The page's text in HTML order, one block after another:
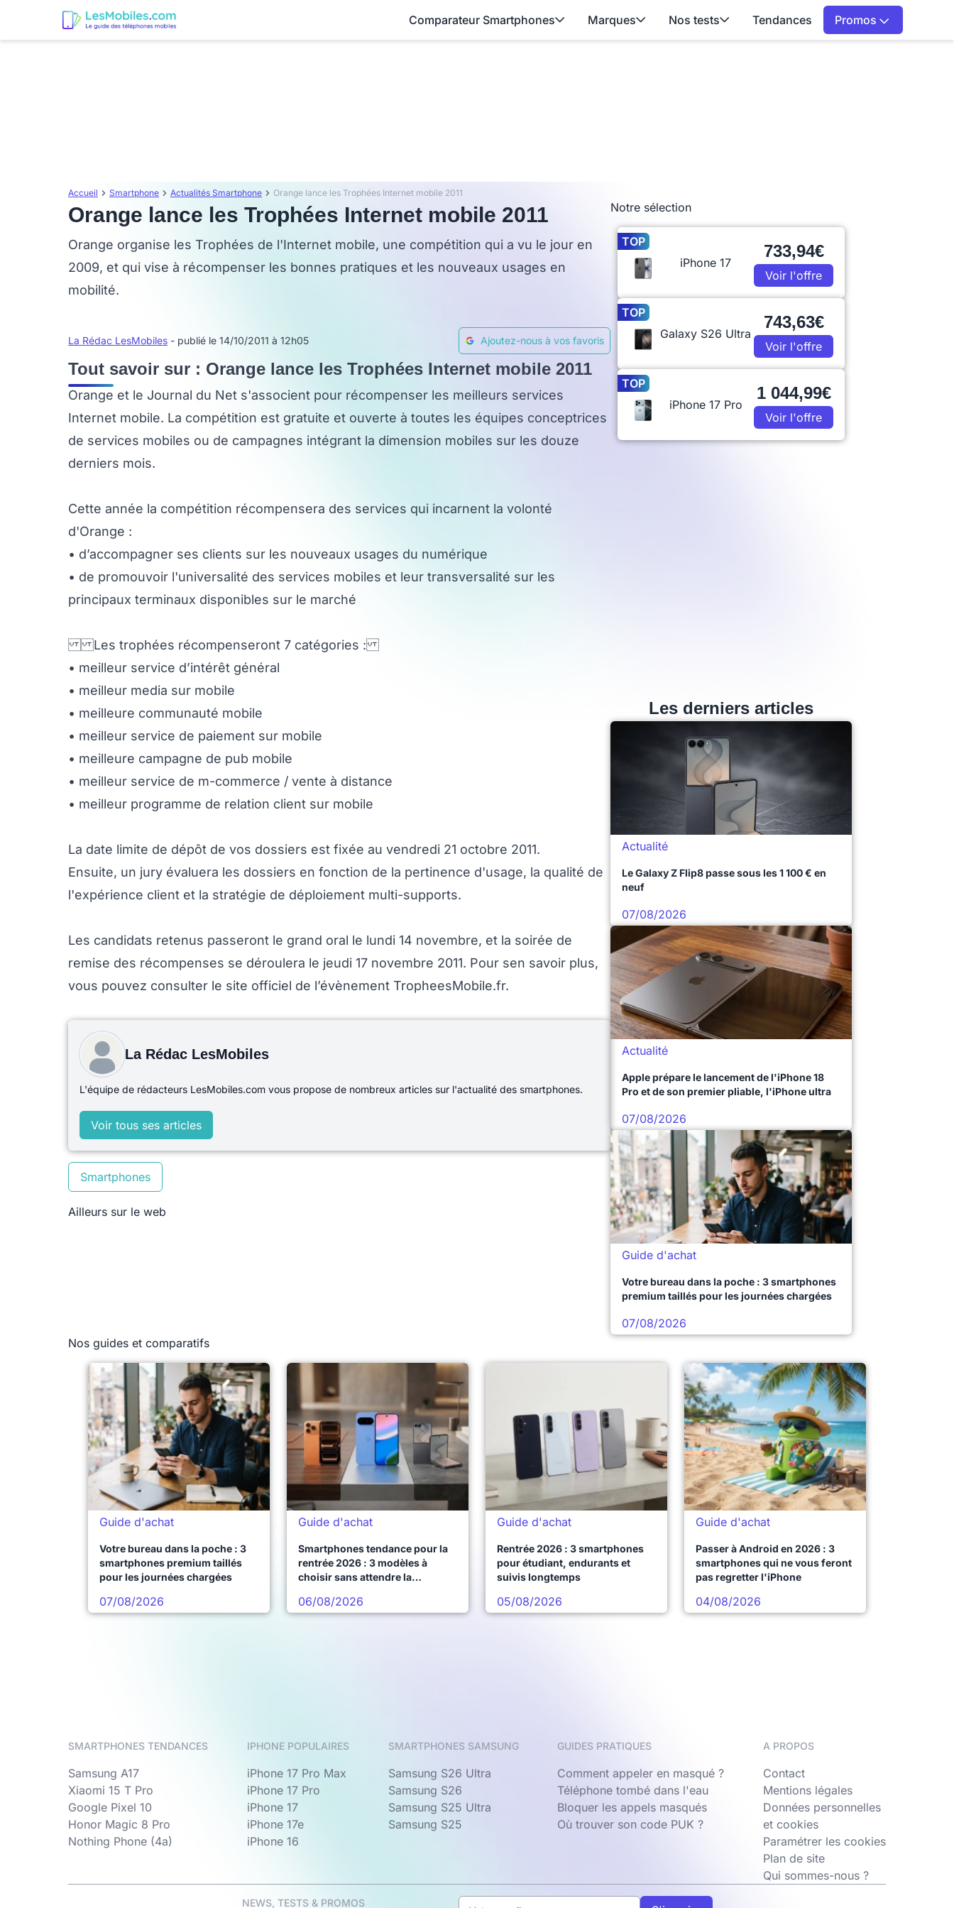
Comparateur Smartphones Marques Nos tests Tendances Promos
Accueil Smartphone Actualités Smartphone Orange lance les Trophées Internet mobile 2011
Orange lance les Trophées Internet mobile 2011
Orange organise les Trophées de l'Internet mobile, une compétition qui a vu le jour en
2009, et qui vise à récompenser les bonnes pratiques et les nouveaux usages en
mobilité.
La Rédac LesMobiles - publié le 14/10/2011 à 12h05 Ajoutez-nous à vos favoris
Tout savoir sur : Orange lance les Trophées Internet mobile 2011
Orange et le Journal du Net s'associent pour récompenser les meilleurs services
Internet mobile. La compétition est gratuite et ouverte à toutes les équipes conceptrices
de services mobiles ou de campagnes intégrant la dimension mobiles sur les douze
derniers mois.
Cette année la compétition récompensera des services qui incarnent la volonté
d'Orange :
• d’accompagner ses clients sur les nouveaux usages du numérique
• de promouvoir l'universalité des services mobiles et leur transversalité sur les
principaux terminaux disponibles sur le marché
Les trophées récompenseront 7 catégories :
• meilleur service d’intérêt général
• meilleur media sur mobile
• meilleure communauté mobile
• meilleur service de paiement sur mobile
• meilleure campagne de pub mobile
• meilleur service de m-commerce / vente à distance
• meilleur programme de relation client sur mobile
La date limite de dépôt de vos dossiers est fixée au vendredi 21 octobre 2011.
Ensuite, un jury évaluera les dossiers en fonction de la pertinence d'usage, la qualité de
l'expérience client et la stratégie de déploiement multi-supports.
Les candidats retenus passeront le grand oral le lundi 14 novembre, et la soirée de
remise des récompenses se déroulera le jeudi 17 novembre 2011. Pour sen savoir plus,
vous pouvez consulter le site officiel de l’évènement TropheesMobile.fr.
La Rédac LesMobiles
L'équipe de rédacteurs LesMobiles.com vous propose de nombreux articles sur l'actualité des smartphones.
Voir tous ses articles
Smartphones
Ailleurs sur le web
Notre sélection
TOP
iPhone 17
733,94€
Voir l'offre
TOP
Galaxy S26 Ultra
743,63€
Voir l'offre
TOP
iPhone 17 Pro
1 044,99€
Voir l'offre
Les derniers articles
Actualité
Le Galaxy Z Flip8 passe sous les 1 100 € en
neuf
07/08/2026
Actualité
Apple prépare le lancement de l'iPhone 18
Pro et de son premier pliable, l'iPhone ultra
07/08/2026
Guide d'achat
Votre bureau dans la poche : 3 smartphones
premium taillés pour les journées chargées
07/08/2026
Nos guides et comparatifs
Guide d'achat
Votre bureau dans la poche : 3
smartphones premium taillés
pour les journées chargées
07/08/2026
Guide d'achat
Smartphones tendance pour la
rentrée 2026 : 3 modèles à
choisir sans attendre la
06/08/2026
Guide d'achat
Rentrée 2026 : 3 smartphones
pour étudiant, endurants et
suivis longtemps
05/08/2026
Guide d'achat
Passer à Android en 2026 : 3
smartphones qui ne vous feront
pas regretter l'iPhone
04/08/2026
SMARTPHONES TENDANCES
Samsung A17
Xiaomi 15 T Pro
Google Pixel 10
Honor Magic 8 Pro
Nothing Phone (4a)
IPHONE POPULAIRES
iPhone 17 Pro Max
iPhone 17 Pro
iPhone 17
iPhone 17e
iPhone 16
SMARTPHONES SAMSUNG
Samsung S26 Ultra
Samsung S26
Samsung S25 Ultra
Samsung S25
GUIDES PRATIQUES
Comment appeler en masqué ?
Téléphone tombé dans l'eau
Bloquer les appels masqués
Où trouver son code PUK ?
A PROPOS
Contact
Mentions légales
Données personnelles
et cookies
Paramétrer les cookies
Plan de site
Qui sommes-nous ?
NEWS, TESTS & PROMOS